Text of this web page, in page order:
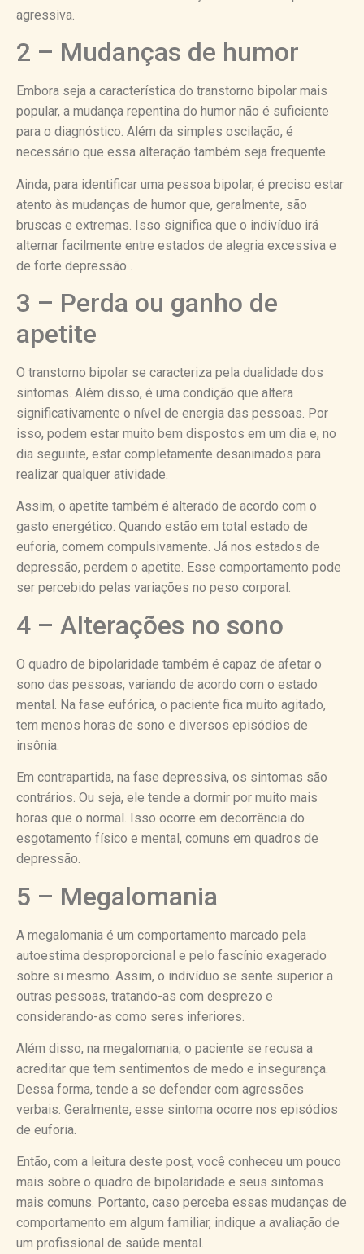
agressiva.
2 – Mudanças de humor
Embora seja a característica do transtorno bipolar mais
popular, a mudança repentina do humor não é suficiente
para o diagnóstico. Além da simples oscilação, é
necessário que essa alteração também seja frequente.
Ainda, para identificar uma pessoa bipolar, é preciso estar
atento às mudanças de humor que, geralmente, são
bruscas e extremas. Isso significa que o indivíduo irá
alternar facilmente entre estados de alegria excessiva e
de forte depressão .
3 – Perda ou ganho de
apetite
O transtorno bipolar se caracteriza pela dualidade dos
sintomas. Além disso, é uma condição que altera
significativamente o nível de energia das pessoas. Por
isso, podem estar muito bem dispostos em um dia e, no
dia seguinte, estar completamente desanimados para
realizar qualquer atividade.
Assim, o apetite também é alterado de acordo com o
gasto energético. Quando estão em total estado de
euforia, comem compulsivamente. Já nos estados de
depressão, perdem o apetite. Esse comportamento pode
ser percebido pelas variações no peso corporal.
4 – Alterações no sono
O quadro de bipolaridade também é capaz de afetar o
sono das pessoas, variando de acordo com o estado
mental. Na fase eufórica, o paciente fica muito agitado,
tem menos horas de sono e diversos episódios de
insônia.
Em contrapartida, na fase depressiva, os sintomas são
contrários. Ou seja, ele tende a dormir por muito mais
horas que o normal. Isso ocorre em decorrência do
esgotamento físico e mental, comuns em quadros de
depressão.
5 – Megalomania
A megalomania é um comportamento marcado pela
autoestima desproporcional e pelo fascínio exagerado
sobre si mesmo. Assim, o indivíduo se sente superior a
outras pessoas, tratando-as com desprezo e
considerando-as como seres inferiores.
Além disso, na megalomania, o paciente se recusa a
acreditar que tem sentimentos de medo e insegurança.
Dessa forma, tende a se defender com agressões
verbais. Geralmente, esse sintoma ocorre nos episódios
de euforia.
Então, com a leitura deste post, você conheceu um pouco
mais sobre o quadro de bipolaridade e seus sintomas
mais comuns. Portanto, caso perceba essas mudanças de
comportamento em algum familiar, indique a avaliação de
um profissional de saúde mental.